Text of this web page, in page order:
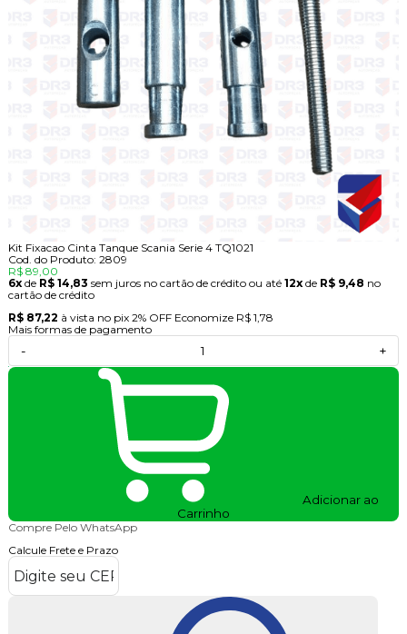
Kit Fixacao Cinta Tanque Scania Serie 4 TQ1021
Cod. do Produto: 2809
R$ 89,00
6xde R$ 14,83 sem juros no cartão de crédito ou até 12xde R$ 9,48 no
cartão de crédito
R$ 87,22 à vista no pix 2% OFF Economize R$ 1,78
Mais formas de pagamento
- +
Adicionar ao
Carrinho
Compre Pelo WhatsApp
Calcule Frete e Prazo